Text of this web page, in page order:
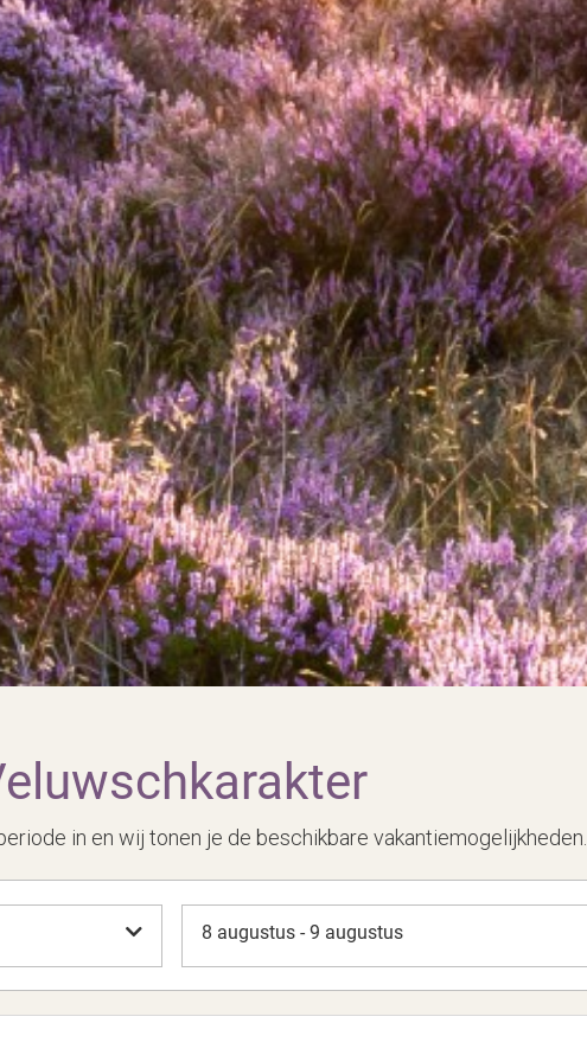
in en wij tonen je de beschikbare vakantiemogelijkheden.
8 augustus - 9 augustus